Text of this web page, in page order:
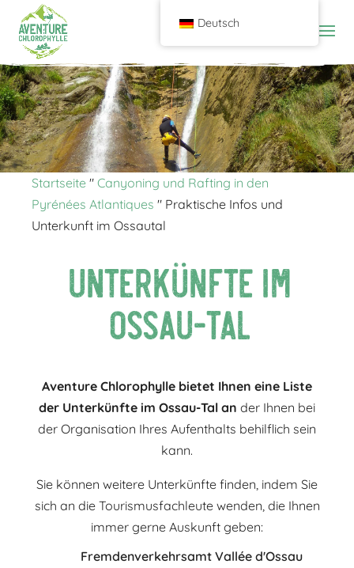
Startseite "Canyoning und Rafting in den
Pyrénées Atlantiques " Praktische Infos und
Unterkunft im Ossautal
Unterkünfte im
Ossau-Tal
Aventure Chlorophylle bietet Ihnen eine Liste
der Unterkünfte im Ossau-Tal an der Ihnen bei
der Organisation Ihres Aufenthalts behilflich sein
kann.
Sie können weitere Unterkünfte finden, indem Sie
sich an die Tourismusfachleute wenden, die Ihnen
immer gerne Auskunft geben:
Fremdenverkehrsamt Vallée d'Ossau
Deutsch